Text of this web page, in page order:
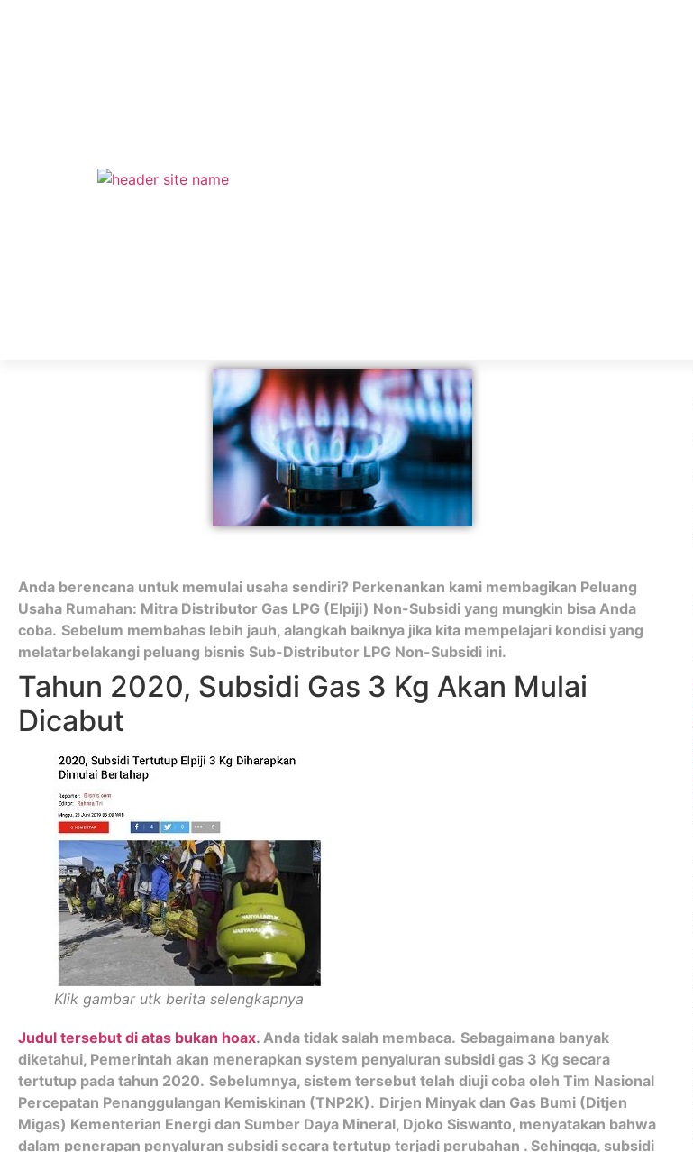
Anda berencana untuk memulai usaha sendiri? Perkenankan kami membagikan Peluang
Usaha Rumahan: Mitra Distributor Gas LPG (Elpiji) Non-Subsidi yang mungkin bisa Anda
coba. Sebelum membahas lebih jauh, alangkah baiknya jika kita mempelajari kondisi yang
melatarbelakangi peluang bisnis Sub-Distributor LPG Non-Subsidi ini.
Tahun 2020, Subsidi Gas 3 Kg Akan Mulai
Dicabut
Klik gambar utk berita selengkapnya
Judul tersebut di atas bukan hoax. Anda tidak salah membaca. Sebagaimana banyak
diketahui, Pemerintah akan menerapkan system penyaluran subsidi gas 3 Kg secara
tertutup pada tahun 2020. Sebelumnya, sistem tersebut telah diuji coba oleh Tim Nasional
Percepatan Penanggulangan Kemiskinan (TNP2K). Dirjen Minyak dan Gas Bumi (Ditjen
Migas) Kementerian Energi dan Sumber Daya Mineral, Djoko Siswanto, menyatakan bahwa
dalam penerapan penyaluran subsidi secara tertutup terjadi perubahan . Sehingga, subsidi